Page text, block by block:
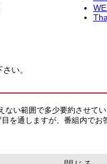
い。
い範囲で多少要約させて
を通しますが、番組内で